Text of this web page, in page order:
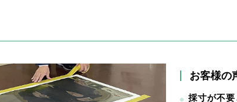
お客様の
採寸が不